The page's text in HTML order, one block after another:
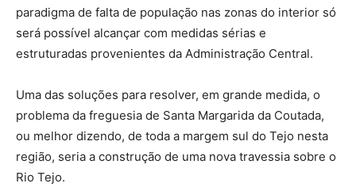
paradigma de falta de população nas zonas do interior só
será possível alcançar com medidas sérias e
estruturadas provenientes da Administração Central.
Uma das soluções para resolver, em grande medida, o
problema da freguesia de Santa Margarida da Coutada,
ou melhor dizendo, de toda a margem sul do Tejo nesta
região, seria a construção de uma nova travessia sobre o
Rio Tejo.